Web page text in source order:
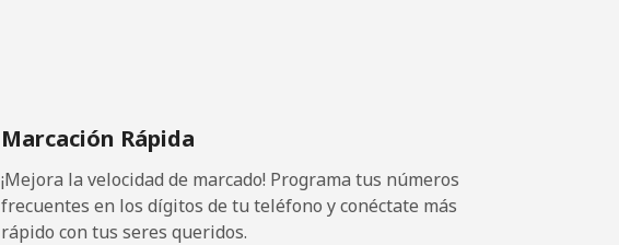
Marcación Rápida
¡Mejora la velocidad de marcado! Programa tus números
frecuentes en los dígitos de tu teléfono y conéctate más
rápido con tus seres queridos.